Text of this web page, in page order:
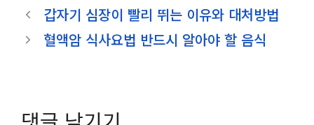
갑자기 심장이 빨리 뛰는 이유와 대처방법
혈액암 식사요법 반드시 알아야 할 음식